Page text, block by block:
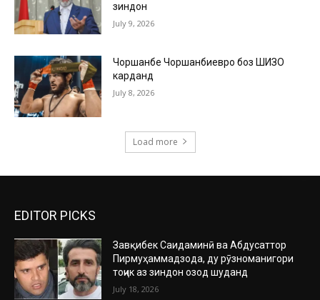
зиндон
July 9, 2026
Чоршанбе Чоршанбиевро боз ШИЗО
карданд
July 8, 2026
Load more
EDITOR PICKS
Завқибек Саидаминӣ ва Абдусаттор
Пирмуҳаммадзода, ду рӯзноманигори
тоҷик аз зиндон озод шуданд
July 18, 2026